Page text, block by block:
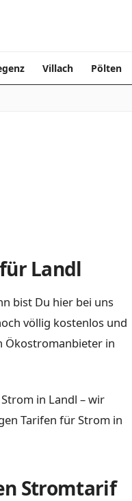
Villach Pölten
Landl
bist Du hier bei uns
völlig kostenlos und
Ökostromanbieter in
in Landl – wir
Tarifen für Strom in
Stromtarif